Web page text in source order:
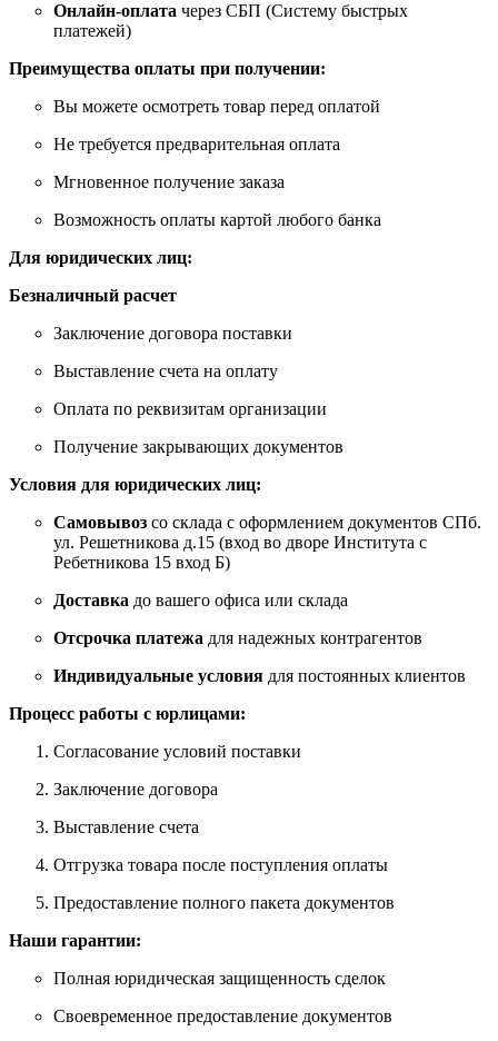
Онлайн-оплата через СБП (Систему быстрых
платежей)
Преимущества оплаты при получении:
Вы можете осмотреть товар перед оплатой
Не требуется предварительная оплата
Мгновенное получение заказа
Возможность оплаты картой любого банка
Для юридических лиц:
Безналичный расчет
Заключение договора поставки
Выставление счета на оплату
Оплата по реквизитам организации
Получение закрывающих документов
Условия для юридических лиц:
Самовывоз со склада с оформлением документов СПб.
ул. Решетникова д.15 (вход во дворе Института с
Ребетникова 15 вход Б)
Доставка до вашего офиса или склада
Отсрочка платежа для надежных контрагентов
Индивидуальные условия для постоянных клиентов
Процесс работы с юрлицами:
Согласование условий поставки
Заключение договора
Выставление счета
Отгрузка товара после поступления оплаты
Предоставление полного пакета документов
Наши гарантии:
Полная юридическая защищенность сделок
Своевременное предоставление документов